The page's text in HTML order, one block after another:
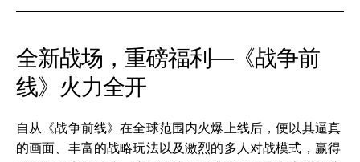
全新战场，重磅福利—《战争前
线》火力全开
自从《战争前线》在全球范围内火爆上线后，便以其逼真
的画面、丰富的战略玩法以及激烈的多人对战模式，赢得